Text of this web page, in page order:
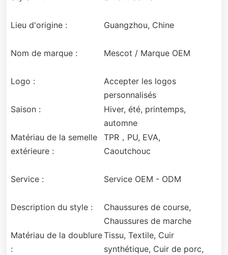
Lieu d'origine : Guangzhou, Chine
Nom de marque : Mescot / Marque OEM
Logo :
Accepter les logos
personnalisés
Saison :
Hiver, été, printemps,
automne
Matériau de la semelle
extérieure :
TPR，PU, EVA,
Caoutchouc
Service : Service OEM - ODM
Description du style :
Chaussures de course,
Chaussures de marche
Matériau de la doublure
:
Tissu, Textile, Cuir
synthétique, Cuir de porc,